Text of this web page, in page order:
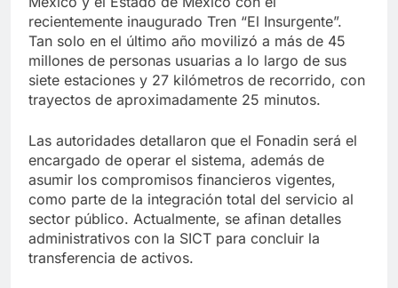
recientemente inaugurado Tren “El Insurgente”.
Tan solo en el último año movilizó a más de 45
millones de personas usuarias a lo largo de sus
siete estaciones y 27 kilómetros de recorrido, con
trayectos de aproximadamente 25 minutos.
Las autoridades detallaron que el Fonadin será el
encargado de operar el sistema, además de
asumir los compromisos financieros vigentes,
como parte de la integración total del servicio al
sector público. Actualmente, se afinan detalles
administrativos con la SICT para concluir la
transferencia de activos.